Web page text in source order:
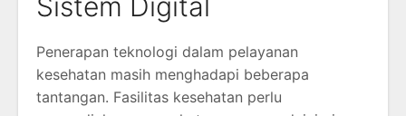
Sistem Digital
Penerapan teknologi dalam pelayanan
kesehatan masih menghadapi beberapa
tantangan. Fasilitas kesehatan perlu